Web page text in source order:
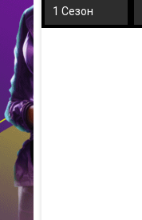
1 Сезон